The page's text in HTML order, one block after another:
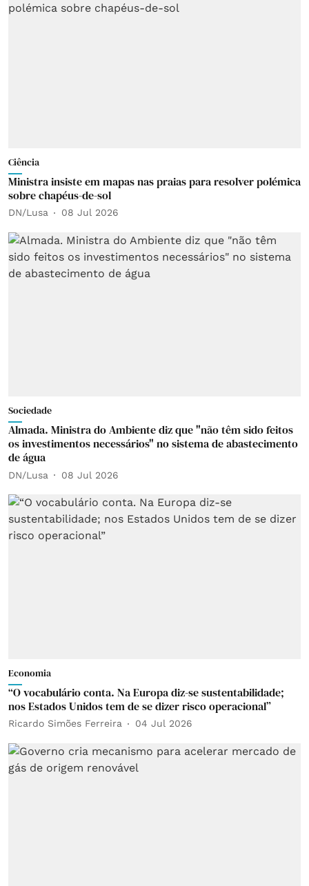
Ciência
Ministra insiste em mapas nas praias para resolver polémica
sobre chapéus-de-sol
DN/Lusa 08 Jul 2026
Sociedade
Almada. Ministra do Ambiente diz que "não têm sido feitos
os investimentos necessários" no sistema de abastecimento
de água
DN/Lusa 08 Jul 2026
Economia
“O vocabulário conta. Na Europa diz-se sustentabilidade;
nos Estados Unidos tem de se dizer risco operacional”
Ricardo Simões Ferreira 04 Jul 2026